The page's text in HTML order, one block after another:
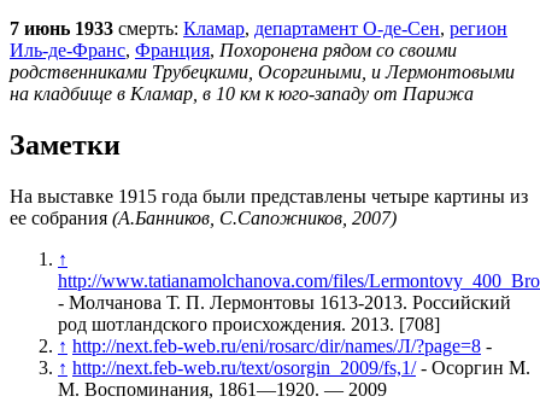
7 июнь 1933 смерть: Кламар, департамент О-де-Сен, регион
Иль-де-Франс, Франция, Похоронена рядом со своими
родственниками Трубецкими, Осоргиными, и Лермонтовыми
на кладбище в Кламар, в 10 км к юго-западу от Парижа
Заметки
На выставке 1915 года были представлены четыре картины из
ее собрания (А.Банников, С.Сапожников, 2007)
↑
http://www.tatianamolchanova.com/files/
- Молчанова Т. П. Лермонтовы 1613-2013. Российский
род шотландского происхождения. 2013. [708]
↑ http://next.feb-web.ru/eni/rosarc/dir/names/Л/?page=8 -
↑ http://next.feb-web.ru/text/osorgin_2009/fs,1/- Осоргин М.
М. Воспоминания, 1861—1920. — 2009